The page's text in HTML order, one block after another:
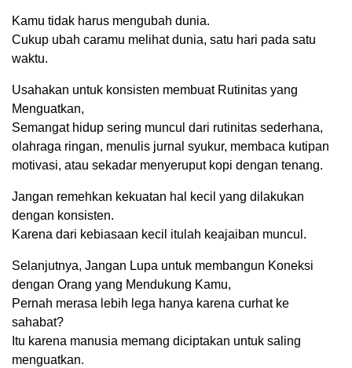
Kamu tidak harus mengubah dunia.
Cukup ubah caramu melihat dunia, satu hari pada satu
waktu.
Usahakan untuk konsisten membuat Rutinitas yang
Menguatkan,
Semangat hidup sering muncul dari rutinitas sederhana,
olahraga ringan, menulis jurnal syukur, membaca kutipan
motivasi, atau sekadar menyeruput kopi dengan tenang.
Jangan remehkan kekuatan hal kecil yang dilakukan
dengan konsisten.
Karena dari kebiasaan kecil itulah keajaiban muncul.
Selanjutnya, Jangan Lupa untuk membangun Koneksi
dengan Orang yang Mendukung Kamu,
Pernah merasa lebih lega hanya karena curhat ke
sahabat?
Itu karena manusia memang diciptakan untuk saling
menguatkan.